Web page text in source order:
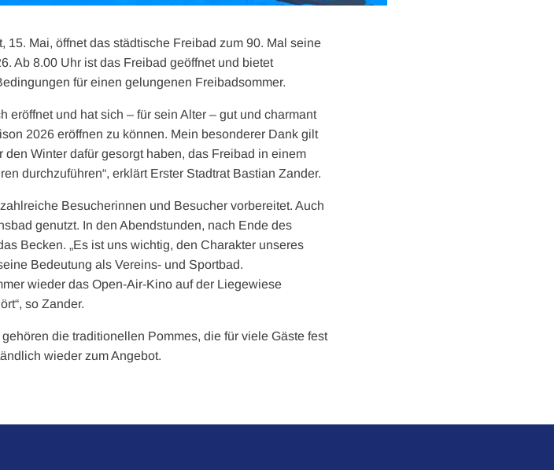
15. Mai, öffnet das städtische Freibad zum 90. Mal seine
Ab 8.00 Uhr ist das Freibad geöffnet und bietet
für einen gelungenen Freibadsommer.
eröffnet und hat sich – für sein Alter – gut und charmant
2026 eröffnen zu können. Mein besonderer Dank gilt
Winter dafür gesorgt haben, das Freibad in einem
durchzuführen“, erklärt Erster Stadtrat Bastian Zander.
Besucherinnen und Besucher vorbereitet. Auch
genutzt. In den Abendstunden, nach Ende des
Becken. „Es ist uns wichtig, den Charakter unseres
Bedeutung als Vereins- und Sportbad.
wieder das Open-Air-Kino auf der Liegewiese
so Zander.
die traditionellen Pommes, die für viele Gäste fest
wieder zum Angebot.